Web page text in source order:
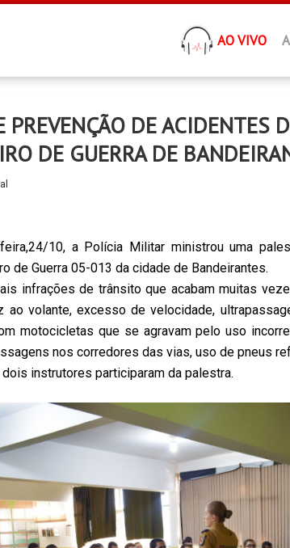
AO VIVO
PREVENÇÃO DE ACIDENTES
DE GUERRA DE
10, a Polícia Militar ministrou uma
de Guerra 05-013 da cidade de Bandeirantes.
infrações de trânsito que acabam muitas
ao volante, excesso de velocidade,
motocicletas que se agravam pelo uso
nos corredores das vias, uso de pneus
instrutores participaram da palestra.